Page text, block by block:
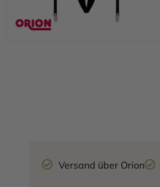
Versand über Orion